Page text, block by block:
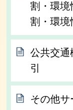
割・環境
割・環境
公共交通
引
その他サ